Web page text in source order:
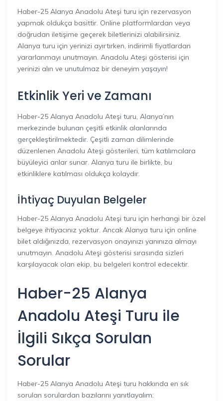
Haber-25 Alanya Anadolu Ateşi turu için rezervasyon
yapmak oldukça basittir. Online platformlardan veya
doğrudan iletişime geçerek biletlerinizi alabilirsiniz.
Alanya turu için yerinizi ayırtırken, indirimli fiyatlardan
yararlanmayı unutmayın. Anadolu Ateşi gösterisi için
yerinizi alın ve unutulmaz bir deneyim yaşayın!
Etkinlik Yeri ve Zamanı
Haber-25 Alanya Anadolu Ateşi turu, Alanya’nın
merkezinde bulunan çeşitli etkinlik alanlarında
gerçekleştirilmektedir. Çeşitli zaman dilimlerinde
düzenlenen Anadolu Ateşi gösterileri, tüm katılımcılara
büyüleyici anlar sunar. Alanya turu ile birlikte, bu
etkinliklere katılması oldukça kolaydır.
İhtiyaç Duyulan Belgeler
Haber-25 Alanya Anadolu Ateşi turu için herhangi bir özel
belgeye ihtiyacınız yoktur. Ancak Alanya turu için online
bilet aldığınızda, rezervasyon onayınızı yanınıza almayı
unutmayın. Anadolu Ateşi gösterisi sırasında sizleri
karşılayacak olan ekip, bu belgeleri kontrol edecektir.
Haber-25 Alanya
Anadolu Ateşi Turu ile
İlgili Sıkça Sorulan
Sorular
Haber-25 Alanya Anadolu Ateşi turu hakkında en sık
sorulan sorulardan bazılarını yanıtlayalım: